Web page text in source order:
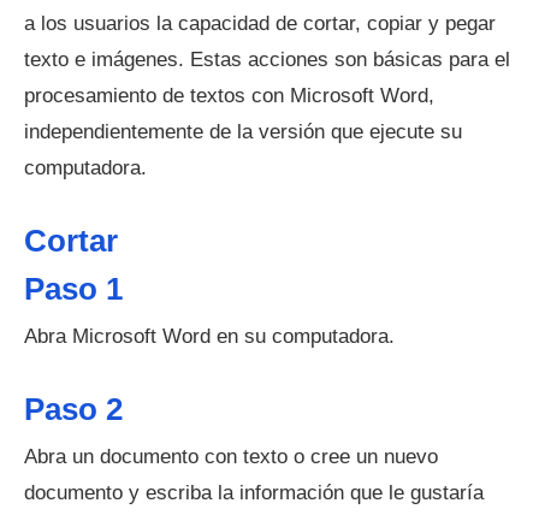
a los usuarios la capacidad de cortar, copiar y pegar
texto e imágenes. Estas acciones son básicas para el
procesamiento de textos con Microsoft Word,
independientemente de la versión que ejecute su
computadora.
Cortar
Paso 1
Abra Microsoft Word en su computadora.
Paso 2
Abra un documento con texto o cree un nuevo
documento y escriba la información que le gustaría